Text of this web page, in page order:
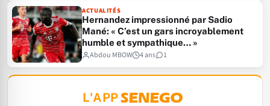
ACTUALITÉS
Hernandez impressionné par Sadio
Mané: « C’est un gars incroyablement
humble et sympathique… »
Abdou MBOW
4 ans 1
L'APP